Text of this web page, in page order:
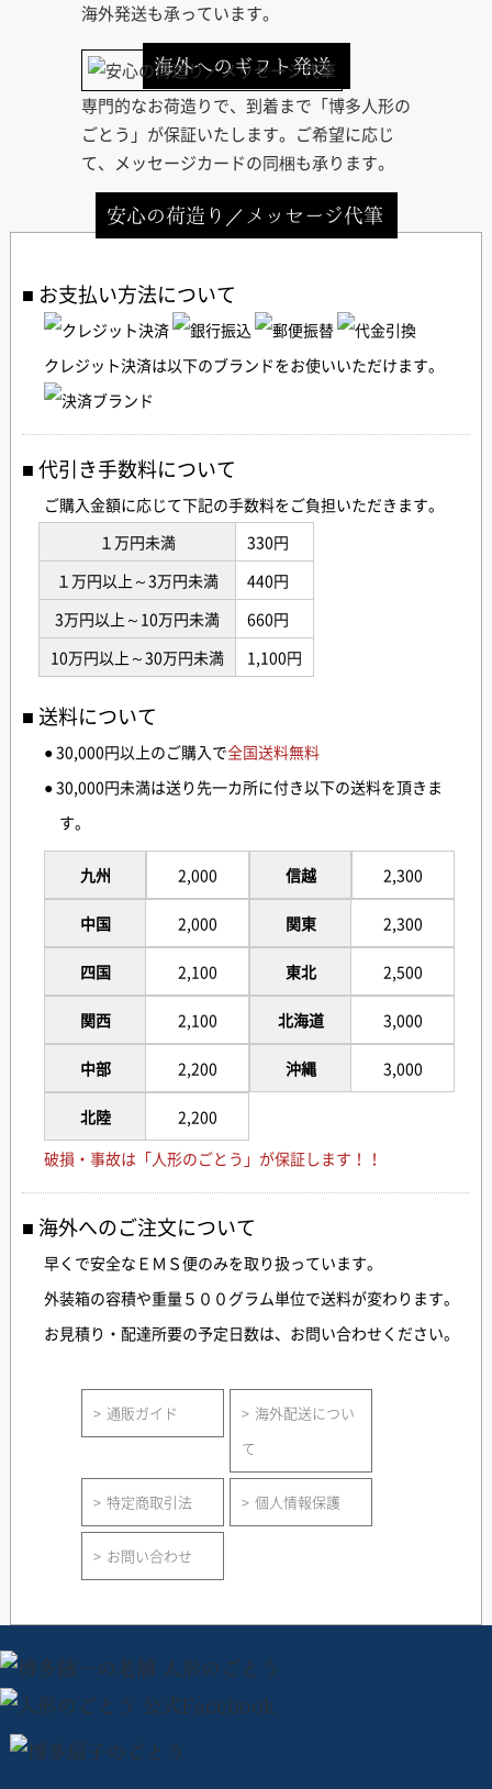
海外へのギフト発送
海外発送も承っています。
安心の荷造り／メッセージ代筆
専門的なお荷造りで、到着まで「博多人形の
ごとう」が保証いたします。ご希望に応じ
て、メッセージカードの同梱も承ります。
お支払い方法について
クレジット決済は以下のブランドをお使いいただけます。
代引き手数料について
ご購入金額に応じて下記の手数料をご負担いただきます。
１万円未満
330円
１万円以上～3万円未満
440円
3万円以上～10万円未満
660円
10万円以上～30万円未満
1,100円
送料について
● 30,000円以上のご購入で全国送料無料
● 30,000円未満は送り先一カ所に付き以下の送料を頂きま
す。
九州
中国
四国
関西
中部
北陸
2,000
2,000
2,100
2,100
2,200
2,200
信越
関東
東北
北海道
沖縄
2,300
2,300
2,500
3,000
3,000
破損・事故は「人形のごとう」が保証します！！
海外へのご注文について
早くで安全なＥＭＳ便のみを取り扱っています。
外装箱の容積や重量５００グラム単位で送料が変わります。
お見積り・配達所要の予定日数は、お問い合わせください。
通販ガイド
海外配送につい
て
特定商取引法 個人情報保護
お問い合わせ